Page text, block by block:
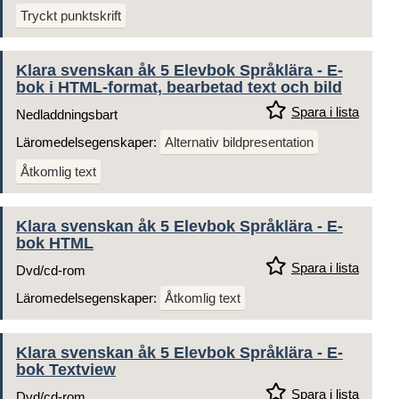
Tryckt punktskrift
Klara svenskan åk 5 Elevbok Språklära - E-
bok i HTML-format, bearbetad text och bild
Spara i lista
Nedladdningsbart
Läromedelsegenskaper: Alternativ bildpresentation
Åtkomlig text
Klara svenskan åk 5 Elevbok Språklära - E-
bok HTML
Spara i lista
Dvd/cd-rom
Läromedelsegenskaper: Åtkomlig text
Klara svenskan åk 5 Elevbok Språklära - E-
bok Textview
Spara i lista